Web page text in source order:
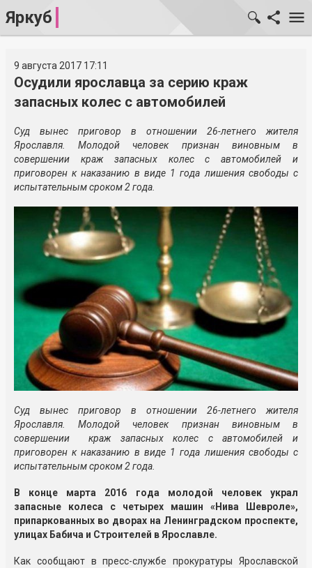
Яркуб
9 августа 2017 17:11
Осудили ярославца за серию краж
запасных колес с автомобилей
Суд вынес приговор в отношении 26-летнего жителя
Ярославля. Молодой человек признан виновным в
совершении краж запасных колес с автомобилей и
приговорен к наказанию в виде 1 года лишения свободы с
испытательным сроком 2 года.
Суд вынес приговор в отношении 26-летнего жителя
Ярославля. Молодой человек признан виновным в
совершении краж запасных колес с автомобилей и
приговорен к наказанию в виде 1 года лишения свободы с
испытательным сроком 2 года.
В конце марта 2016 года молодой человек украл
запасные колеса с четырех машин «Нива Шевроле»,
припаркованных во дворах на Ленинградском проспекте,
улицах Бабича и Строителей в Ярославле.
Как сообщают в пресс-службе прокуратуры Ярославской